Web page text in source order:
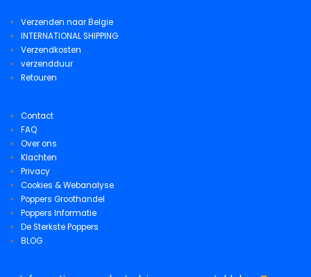
Verzenden naar Belgie
INTERNATIONAL SHIPPING
Verzendkosten
verzendduur
Retouren
Contact
FAQ
Over ons
Klachten
Privacy
Cookies & Webanalyse
Poppers Groothandel
Poppers Informatie
De Sterkste Poppers
BLOG